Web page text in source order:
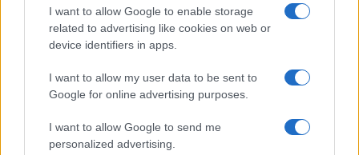
I want to allow Google to enable storage
related to advertising like cookies on web or
device identifiers in apps.
I want to allow my user data to be sent to
Google for online advertising purposes.
I want to allow Google to send me
personalized advertising.
1 2 →
Nome